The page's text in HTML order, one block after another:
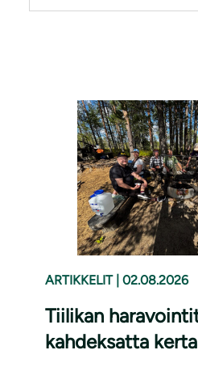
ARTIKKELIT 02.08.2026
Tiilikan
kahdeksatta